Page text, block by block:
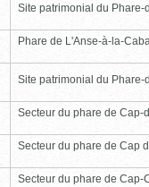
Site patrimonial du Phare-
Phare de L'Anse-à-la-
Site patrimonial du Phare-
Secteur du phare de Cap-
Secteur du phare de Cap
Secteur du phare de Cap-